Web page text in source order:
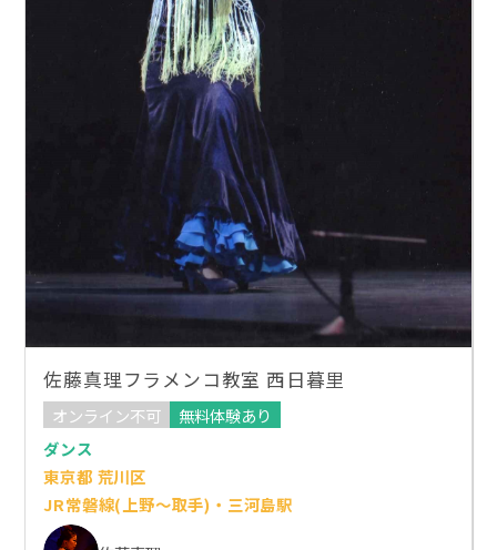
佐藤真理フラメンコ教室 西日暮里
オンライン不可
無料体験あり
ダンス
東京都 荒川区
JR常磐線(上野～取手)・三河島駅